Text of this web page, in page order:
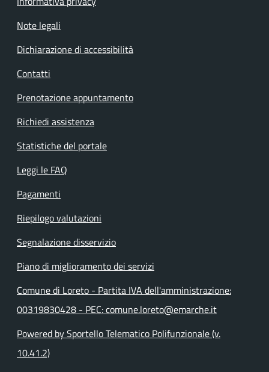
Note legali
Dichiarazione di accessibilità
Contatti
Prenotazione appuntamento
Richiedi assistenza
Statistiche del portale
Leggi le FAQ
Pagamenti
Riepilogo valutazioni
Segnalazione disservizio
Piano di miglioramento dei servizi
Comune di Loreto - Partita IVA dell'amministrazione:
00319830428 - PEC: comune.loreto@emarche.it
Powered by Sportello Telematico Polifunzionale (v.
10.41.2)